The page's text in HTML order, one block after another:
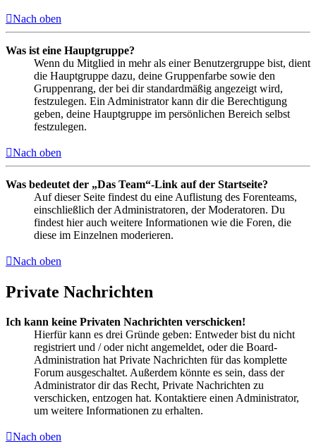
Nach oben
Was ist eine Hauptgruppe?
Wenn du Mitglied in mehr als einer Benutzergruppe bist, dient
die Hauptgruppe dazu, deine Gruppenfarbe sowie den
Gruppenrang, der bei dir standardmäßig angezeigt wird,
festzulegen. Ein Administrator kann dir die Berechtigung
geben, deine Hauptgruppe im persönlichen Bereich selbst
festzulegen.
Nach oben
Was bedeutet der „Das Team“-Link auf der Startseite?
Auf dieser Seite findest du eine Auflistung des Forenteams,
einschließlich der Administratoren, der Moderatoren. Du
findest hier auch weitere Informationen wie die Foren, die
diese im Einzelnen moderieren.
Nach oben
Private Nachrichten
Ich kann keine Privaten Nachrichten verschicken!
Hierfür kann es drei Gründe geben: Entweder bist du nicht
registriert und / oder nicht angemeldet, oder die Board-
Administration hat Private Nachrichten für das komplette
Forum ausgeschaltet. Außerdem könnte es sein, dass der
Administrator dir das Recht, Private Nachrichten zu
verschicken, entzogen hat. Kontaktiere einen Administrator,
um weitere Informationen zu erhalten.
Nach oben